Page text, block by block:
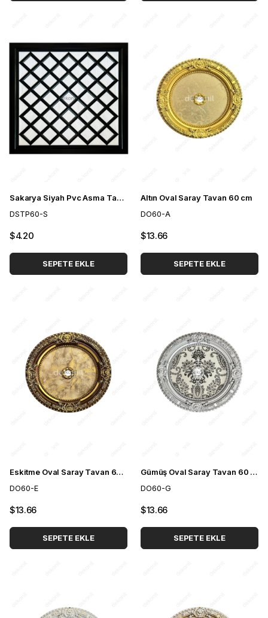
Sakarya Siyah Pvc Asma Tavan Paneli 60*60 cm
DSTP60-S
$4.20
SEPETE EKLE
Altın Oval Saray Tavan 60 cm
DO60-A
$13.66
SEPETE EKLE
Eskitme Oval Saray Tavan 60 cm
DO60-E
$13.66
SEPETE EKLE
Gümüş Oval Saray Tavan 60 cm
DO60-G
$13.66
SEPETE EKLE